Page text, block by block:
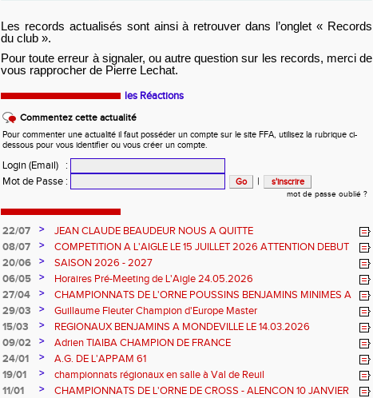
Les records actualisés sont ainsi à retrouver dans l’onglet « Records
du club ».
Pour toute erreur à signaler, ou autre question sur les records, merci de
vous rapprocher de Pierre Lechat.
les Réactions
Commentez cette actualité
Pour commenter une actualité il faut posséder un compte sur le site FFA, utilisez la rubrique ci-
dessous pour vous identifier ou vous créer un compte.
Login (Email)
:
Mot de Passe : |
mot de passe oublié ?
22/07 >
JEAN CLAUDE BEAUDEUR NOUS A QUITTE
08/07
>
COMPETITION A L'AIGLE LE 15 JUILLET 2026 ATTENTION DEBUT
DES EPREUVES REPORTE A 20 H 45
20/06 >
SAISON 2026 - 2027
06/05
>
Horaires Pré-Meeting de L'Aigle 24.05.2026
27/04
>
CHAMPIONNATS DE L'ORNE POUSSINS BENJAMINS MINIMES A
L'AIGLE
29/03 >
Guillaume Fleuter Champion d'Europe Master
15/03
>
REGIONAUX BENJAMINS A MONDEVILLE LE 14.03.2026
09/02
>
Adrien TIAIBA CHAMPION DE FRANCE
24/01
>
A.G. DE L'APPAM 61
19/01
>
championnats régionaux en salle à Val de Reuil
11/01
>
CHAMPIONNATS DE L'ORNE DE CROSS - ALENCON 10 JANVIER